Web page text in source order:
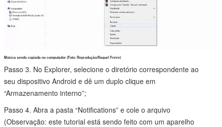
Música sendo copiada no computador (Foto: Reprodução/Raquel Freire)
Passo 3. No Explorer, selecione o diretório correspondente ao
seu dispositivo Android e dê um duplo clique em
“Armazenamento interno”;
Passo 4. Abra a pasta “Notifications” e cole o arquivo
(Observação: este tutorial está sendo feito com um aparelho